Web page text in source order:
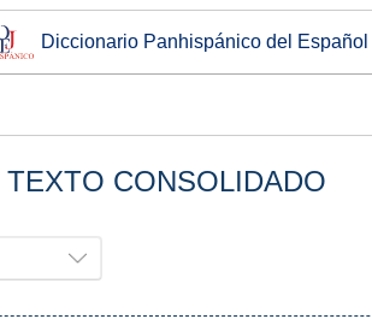
Diccionario Panhispánico del Español
TEXTO CONSOLIDADO